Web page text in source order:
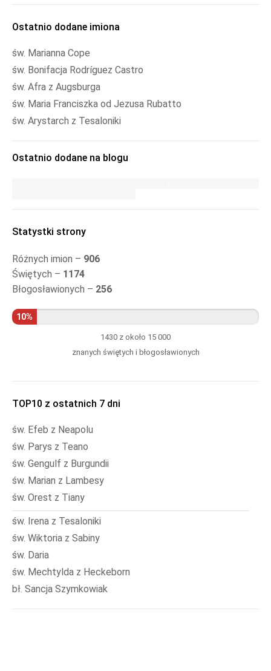
Ostatnio dodane imiona
św. Marianna Cope
św. Bonifacja Rodríguez Castro
św. Afra z Augsburga
św. Maria Franciszka od Jezusa Rubatto
św. Arystarch z Tesaloniki
Ostatnio dodane na blogu
Statystki strony
Różnych imion – 906
Świętych – 1174
Błogosławionych – 256
10%
1430 z około 15 000
znanych świętych i błogosławionych
TOP10 z ostatnich 7 dni
św. Efeb z Neapolu
św. Parys z Teano
św. Gengulf z Burgundii
św. Marian z Lambesy
św. Orest z Tiany
św. Irena z Tesaloniki
św. Wiktoria z Sabiny
św. Daria
św. Mechtylda z Heckeborn
bł. Sancja Szymkowiak